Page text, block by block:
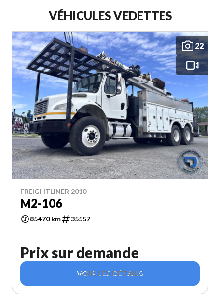
VÉHICULES VEDETTES
22
FREIGHTLINER 2010
M2-106
85470 km 35557
Prix sur demande
VOIR LES DÉTAILS